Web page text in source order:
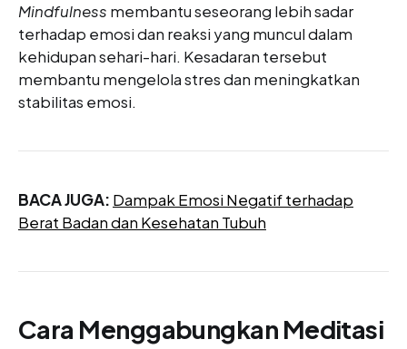
Mindfulness membantu seseorang lebih sadar
terhadap emosi dan reaksi yang muncul dalam
kehidupan sehari-hari. Kesadaran tersebut
membantu mengelola stres dan meningkatkan
stabilitas emosi.
BACA JUGA: Dampak Emosi Negatif terhadap
Berat Badan dan Kesehatan Tubuh
Cara Menggabungkan Meditasi